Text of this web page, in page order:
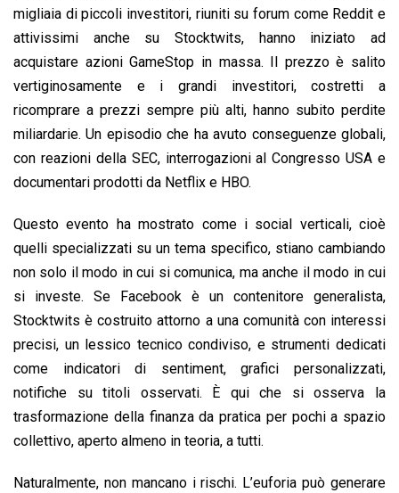
migliaia di piccoli investitori, riuniti su forum come Reddit e
attivissimi anche su Stocktwits, hanno iniziato ad
acquistare azioni GameStop in massa. Il prezzo è salito
vertiginosamente e i grandi investitori, costretti a
ricomprare a prezzi sempre più alti, hanno subito perdite
miliardarie. Un episodio che ha avuto conseguenze globali,
con reazioni della SEC, interrogazioni al Congresso USA e
documentari prodotti da Netflix e HBO.
Questo evento ha mostrato come i social verticali, cioè
quelli specializzati su un tema specifico, stiano cambiando
non solo il modo in cui si comunica, ma anche il modo in cui
si investe. Se Facebook è un contenitore generalista,
Stocktwits è costruito attorno a una comunità con interessi
precisi, un lessico tecnico condiviso, e strumenti dedicati
come indicatori di sentiment, grafici personalizzati,
notifiche su titoli osservati. È qui che si osserva la
trasformazione della finanza da pratica per pochi a spazio
collettivo, aperto almeno in teoria, a tutti.
Naturalmente, non mancano i rischi. L’euforia può generare